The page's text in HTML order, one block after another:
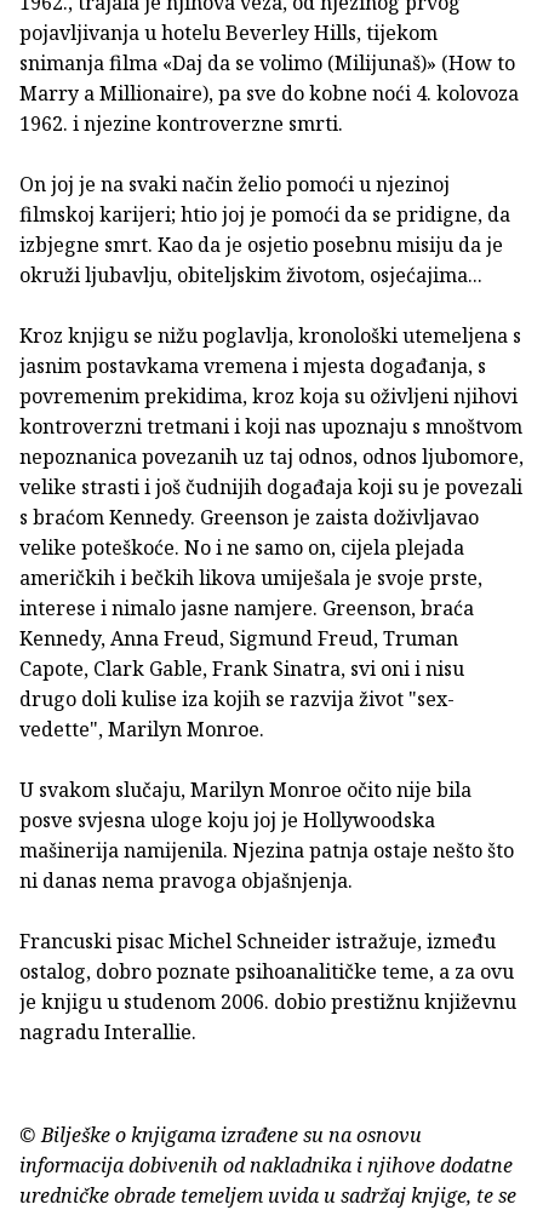
pojavljivanja u hotelu Beverley Hills, tijekom
snimanja filma «Daj da se volimo (Milijunaš)» (How to
Marry a Millionaire), pa sve do kobne noći 4. kolovoza
1962. i njezine kontroverzne smrti.
On joj je na svaki način želio pomoći u njezinoj
filmskoj karijeri; htio joj je pomoći da se pridigne, da
izbjegne smrt. Kao da je osjetio posebnu misiju da je
okruži ljubavlju, obiteljskim životom, osjećajima...
Kroz knjigu se nižu poglavlja, kronološki utemeljena s
jasnim postavkama vremena i mjesta događanja, s
povremenim prekidima, kroz koja su oživljeni njihovi
kontroverzni tretmani i koji nas upoznaju s mnoštvom
nepoznanica povezanih uz taj odnos, odnos ljubomore,
velike strasti i još čudnijih događaja koji su je povezali
s braćom Kennedy. Greenson je zaista doživljavao
velike poteškoće. No i ne samo on, cijela plejada
američkih i bečkih likova umiješala je svoje prste,
interese i nimalo jasne namjere. Greenson, braća
Kennedy, Anna Freud, Sigmund Freud, Truman
Capote, Clark Gable, Frank Sinatra, svi oni i nisu
drugo doli kulise iza kojih se razvija život "sex-
vedette", Marilyn Monroe.
U svakom slučaju, Marilyn Monroe očito nije bila
posve svjesna uloge koju joj je Hollywoodska
mašinerija namijenila. Njezina patnja ostaje nešto što
ni danas nema pravoga objašnjenja.
Francuski pisac Michel Schneider istražuje, između
ostalog, dobro poznate psihoanalitičke teme, a za ovu
je knjigu u studenom 2006. dobio prestižnu književnu
nagradu Interallie.
© Bilješke o knjigama izrađene su na osnovu
informacija dobivenih od nakladnika i njihove dodatne
uredničke obrade temeljem uvida u sadržaj knjige, te se